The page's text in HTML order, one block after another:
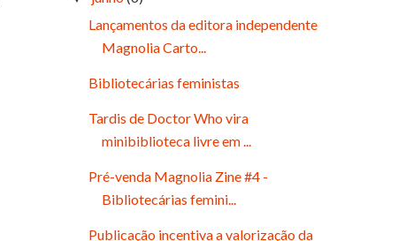
Lançamentos da editora independente
Magnolia Carto...
Bibliotecárias feministas
Tardis de Doctor Who vira
minibiblioteca livre em ...
Pré-venda Magnolia Zine #4 -
Bibliotecárias femini...
Publicação incentiva a valorização da